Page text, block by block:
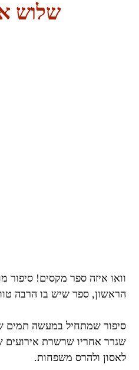
שלוש
וואו איזה ספר מקסים! סיפור
הראשון, ספר שיש בו הרבה
סיפור שמתחיל במעשה תמים
שגרר אחריו שרשרת אירועים
לאסון ולהרס משפחות.